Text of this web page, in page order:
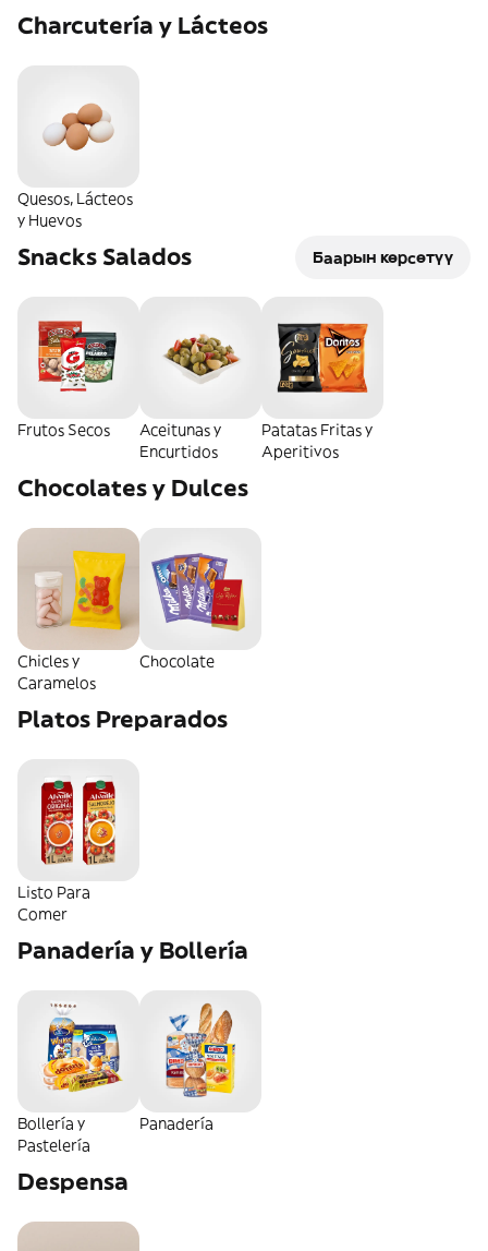
Charcutería y Lácteos
Quesos, Lácteos
y Huevos
Snacks Salados Баарын көрсөтүү
Frutos Secos
Aceitunas y
Encurtidos
Patatas Fritas y
Aperitivos
Chocolates y Dulces
Chicles y
Caramelos
Chocolate
Platos Preparados
Listo Para
Comer
Panadería y Bollería
Bollería y
Pastelería
Panadería
Despensa